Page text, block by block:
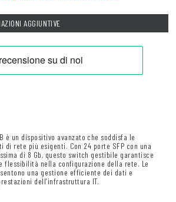
AGGIUNTIVE
è un dispositivo avanzato che soddisfa le
di rete più esigenti. Con 24 porte SFP con una
di 8 Gb, questo switch gestibile garantisce
flessibilità nella configurazione della rete. Le
una gestione efficiente dei dati e
dell’infrastruttura IT.